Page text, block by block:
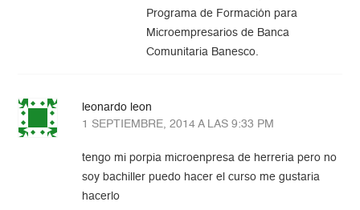
Programa de Formación para
Microempresarios de Banca
Comunitaria Banesco.
leonardo leon
1 SEPTIEMBRE, 2014 A LAS 9:33 PM
tengo mi porpia microenpresa de herreria pero no
soy bachiller puedo hacer el curso me gustaria
hacerlo